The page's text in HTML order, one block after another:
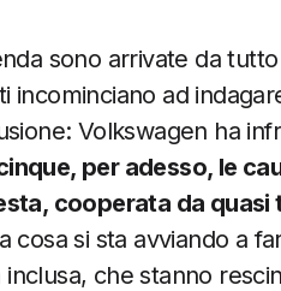
sono arrivate da
incominciano ad
Volkswagen ha
per adesso, le
cooperata da
cosa si sta avviando a
inclusa, che stanno